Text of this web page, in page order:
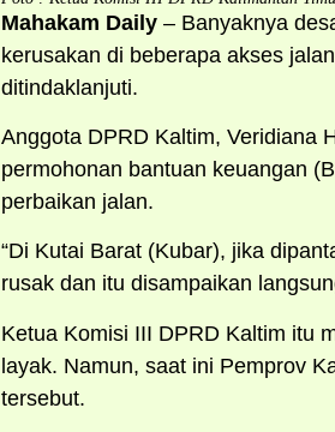
Mahakam Daily– Banyaknya
kerusakan di beberapa akses
ditindaklanjuti.
Anggota DPRD Kaltim, Veridiana
permohonan bantuan keuangan
perbaikan jalan.
“Di Kutai Barat (Kubar), jika
rusak dan itu disampaikan
Ketua Komisi III DPRD Kaltim itu
layak. Namun, saat ini Pemprov
tersebut.